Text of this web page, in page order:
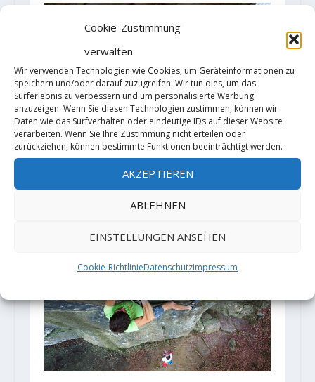
Cookie-Zustimmung
verwalten
Wir verwenden Technologien wie Cookies, um Geräteinformationen zu
speichern und/oder darauf zuzugreifen. Wir tun dies, um das
Surferlebnis zu verbessern und um personalisierte Werbung
anzuzeigen. Wenn Sie diesen Technologien zustimmen, können wir
Daten wie das Surfverhalten oder eindeutige IDs auf dieser Website
verarbeiten. Wenn Sie Ihre Zustimmung nicht erteilen oder
zurückziehen, können bestimmte Funktionen beeinträchtigt werden.
AKZEPTIEREN
ABLEHNEN
EINSTELLUNGEN ANSEHEN
Cookie-RichtlinieDatenschutzImpressum
Taylor McNeill wiederholt